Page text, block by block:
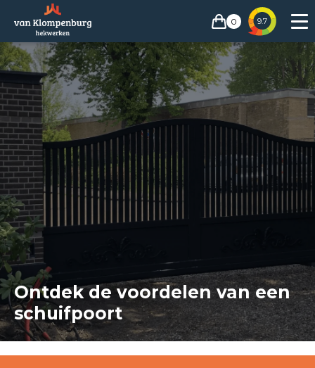
0 9.7
Ontdek de voordelen van een
schuifpoort